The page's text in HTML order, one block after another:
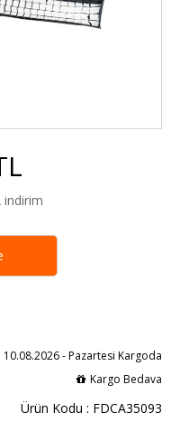
indirim
10.08.2026 - Pazartesi Kargoda
Kargo Bedava
Ürün Kodu : FDCA35093